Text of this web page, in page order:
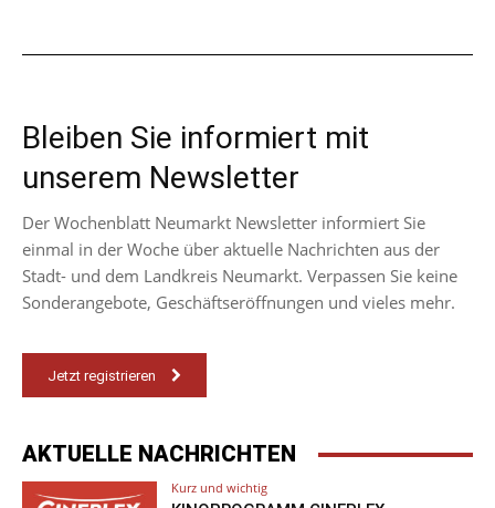
Bleiben Sie informiert mit
unserem Newsletter
Der Wochenblatt Neumarkt Newsletter informiert Sie
einmal in der Woche über aktuelle Nachrichten aus der
Stadt- und dem Landkreis Neumarkt. Verpassen Sie keine
Sonderangebote, Geschäftseröffnungen und vieles mehr.
Jetzt registrieren
AKTUELLE NACHRICHTEN
Kurz und wichtig